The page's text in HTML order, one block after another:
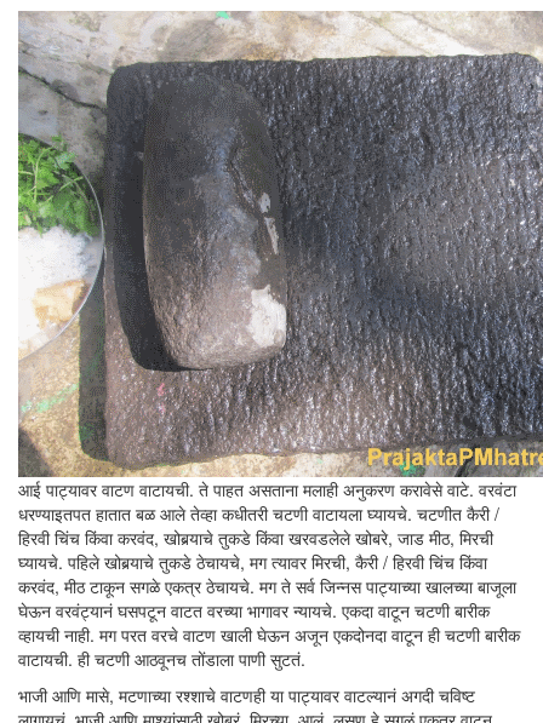
आई पाट्यावर वाटण वाटायची. ते पाहत असताना मलाही अनुकरण करावेसे वाटे. वरवंटा
धरण्याइतपत हातात बळ आले तेव्हा कधीतरी चटणी वाटायला घ्यायचे. चटणीत कैरी /
हिरवी चिंच किंवा करवंद, खोबर्‍याचे तुकडे किंवा खरवडलेले खोबरे, जाड मीठ, मिरची
घ्यायचे. पहिले खोबर्‍याचे तुकडे ठेचायचे, मग त्यावर मिरची, कैरी / हिरवी चिंच किंवा
करवंद, मीठ टाकून सगळे एकत्र ठेचायचे. मग ते सर्व जिन्नस पाट्याच्या खालच्या बाजूला
घेऊन वरवंट्यानं घसपटून वाटत वरच्या भागावर न्यायचे. एकदा वाटून चटणी बारीक
व्हायची नाही. मग परत वरचे वाटण खाली घेऊन अजून एकदोनदा वाटून ही चटणी बारीक
वाटायची. ही चटणी आठवूनच तोंडाला पाणी सुटतं.
भाजी आणि मासे, मटणाच्या रश्शाचे वाटणही या पाट्यावर वाटल्यानं अगदी चविष्ट